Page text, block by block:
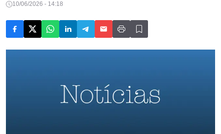
10/06/2026 - 14:18